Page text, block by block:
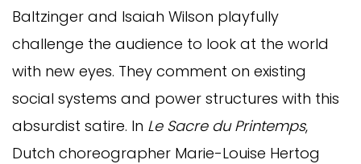
Baltzinger and Isaiah Wilson playfully
challenge the audience to look at the world
with new eyes. They comment on existing
social systems and power structures with this
absurdist satire. In Le Sacre du Printemps,
Dutch choreographer Marie-Louise Hertog